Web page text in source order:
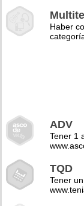
Haber
ADV
Tener 1
TQD
Tener